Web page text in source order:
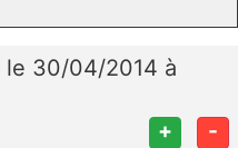
le 30/04/2014 à
+ -